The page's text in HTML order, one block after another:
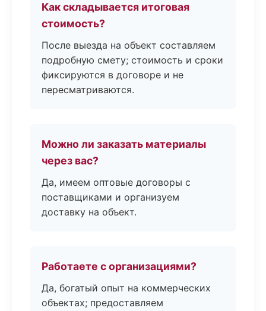
Как складывается итоговая
стоимость?
После выезда на объект составляем
подробную смету; стоимость и сроки
фиксируются в договоре и не
пересматриваются.
Можно ли заказать материалы
через вас?
Да, имеем оптовые договоры с
поставщиками и организуем
доставку на объект.
Работаете с организациями?
Да, богатый опыт на коммерческих
объектах; предоставляем